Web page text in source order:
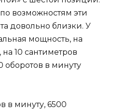
возможностям эти
довольно близки. У
мощность, на
10 сантиметров
оборотов в минуту
в минуту, 6500